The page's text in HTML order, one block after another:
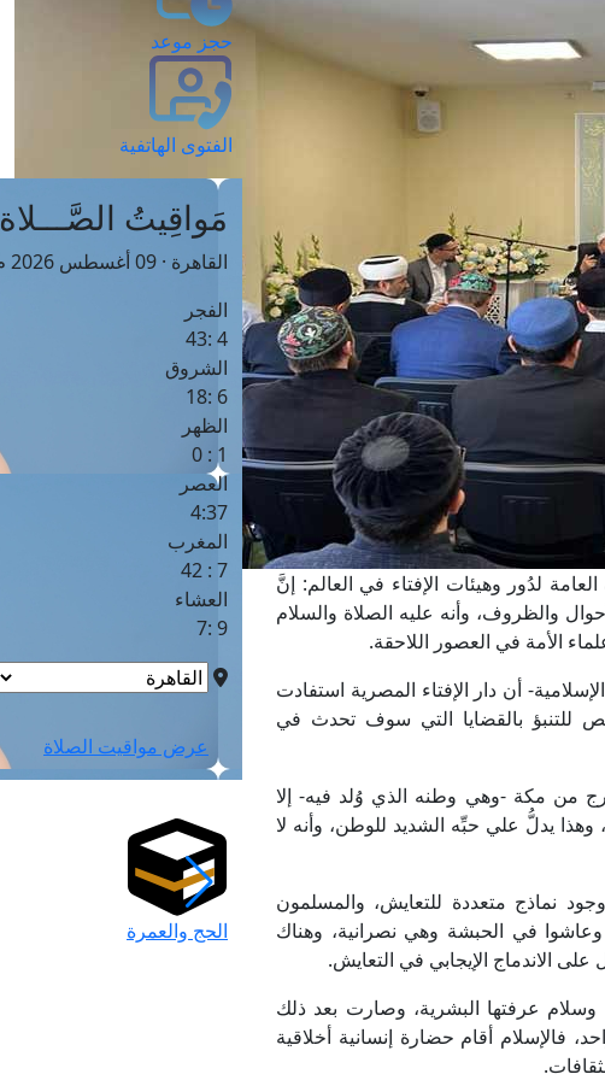
لدُور وهيئات الإفتاء في العالم: إنَّ
والظروف، وأنه عليه الصلاة والسلام
الأمة في العصور اللاحقة.
أن دار الإفتاء المصرية استفادت
بالقضايا التي سوف تحدث في
من مكة -وهي وطنه الذي وُلد فيه- إلا
يدلُّ علي حبِّه الشديد للوطن، وأنه لا
نماذج متعددة للتعايش، والمسلمون
في الحبشة وهي نصرانية، وهناك
الاندماج الإيجابي في التعايش.
وسلام عرفتها البشرية، وصارت بعد ذلك
فالإسلام أقام حضارة إنسانية أخلاقية
حجز موعد
الفتوى الهاتفية
مَواقِيتُ الصَّـــلاة
القاهرة · 09 أغسطس 2026 م
الفجر
4 :43
الشروق
6 :18
الظهر
1 : 0
العصر
4:37
المغرب
7 : 42
العشاء
9 :7
عرض مواقيت الصلاة
الحج والعمرة